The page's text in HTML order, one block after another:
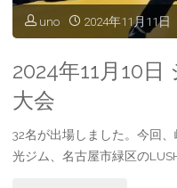
uno 2024年11月11日
2024年11月10
大会
32名が出場しました。今回
光ジム、名古屋市緑区の